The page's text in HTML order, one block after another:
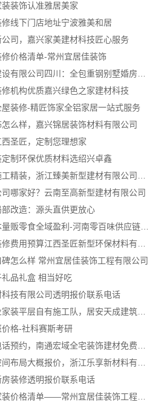
装饰认准雅居美家
线下门店地址宁波雅美和居
司，嘉兴家美建材科技匠心服务
价格清单-常州宜居佳装饰
机构优质嘉兴绿色之家建材科技
装修-精匠饰家全铝家居一站式服务
么样，嘉兴锦居装饰材料有限公司
圣匠，定制您理想家
制环保优质材料选绍兴卓鑫
哪家好？云南至高新型建材有限公司
改造：源头直供更放心
河南本地低成本量贩零食全域盈利-河南零百味供应链有限公司
怎么样 常州宜居佳装饰工程有限公司
品礼盒 相当好吃
技有限公司透明报价联系电话
西安莲湖区专业家装平层自有施工队，居安天成建筑工程有限责任公司
格-社科赛斯考研
装修透明报价联系电话
常州性价比高家装价格清单——常州宜居佳装饰工程有限公司分享